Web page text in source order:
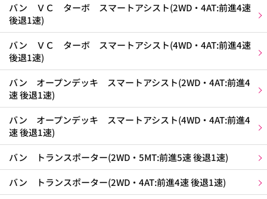
バン ＶＣ ターボ スマートアシスト(2WD・4AT:前進4速
後退1速)
バン ＶＣ ターボ スマートアシスト(4WD・4AT:前進4速
後退1速)
バン オープンデッキ スマートアシスト(2WD・4AT:前進4
速 後退1速)
バン オープンデッキ スマートアシスト(4WD・4AT:前進4
速 後退1速)
バン トランスポーター(2WD・5MT:前進5速 後退1速)
バン トランスポーター(2WD・4AT:前進4速 後退1速)